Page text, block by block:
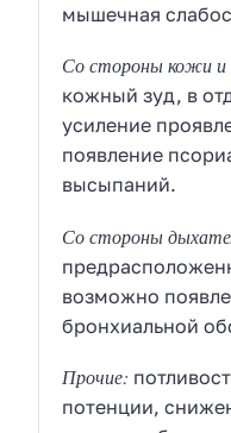
мышечная
Со стороны кожи
кожный зуд, в
усиление
появление
высыпаний.
Со стороны
возможно
бронхиальной
Прочие:
потенции,